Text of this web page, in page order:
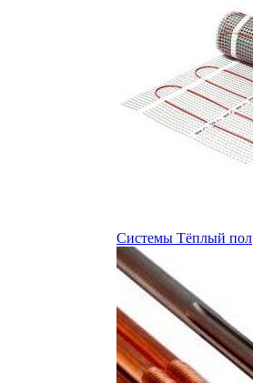
Системы Тёплый пол